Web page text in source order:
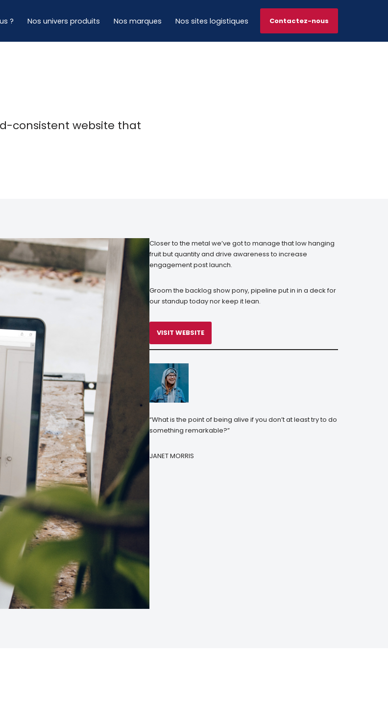
? Nos univers produits Nos marques Nos sites logistiques Contactez-nous
consistent website that
Closer to the metal we’ve got to manage that low hanging
fruit but quantity and drive awareness to increase
engagement post launch.
Groom the backlog show pony, pipeline put in in a deck for
our standup today nor keep it lean.
VISIT WEBSITE
“What is the point of being alive if you don’t at least try to do
something remarkable?”
JANET MORRIS